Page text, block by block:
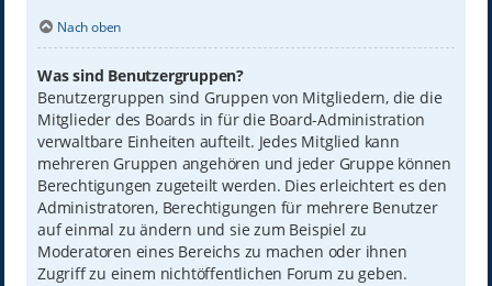
Nach oben
Was sind Benutzergruppen?
Benutzergruppen sind Gruppen von Mitgliedern, die die
Mitglieder des Boards in für die Board-Administration
verwaltbare Einheiten aufteilt. Jedes Mitglied kann
mehreren Gruppen angehören und jeder Gruppe können
Berechtigungen zugeteilt werden. Dies erleichtert es den
Administratoren, Berechtigungen für mehrere Benutzer
auf einmal zu ändern und sie zum Beispiel zu
Moderatoren eines Bereichs zu machen oder ihnen
Zugriff zu einem nichtöffentlichen Forum zu geben.